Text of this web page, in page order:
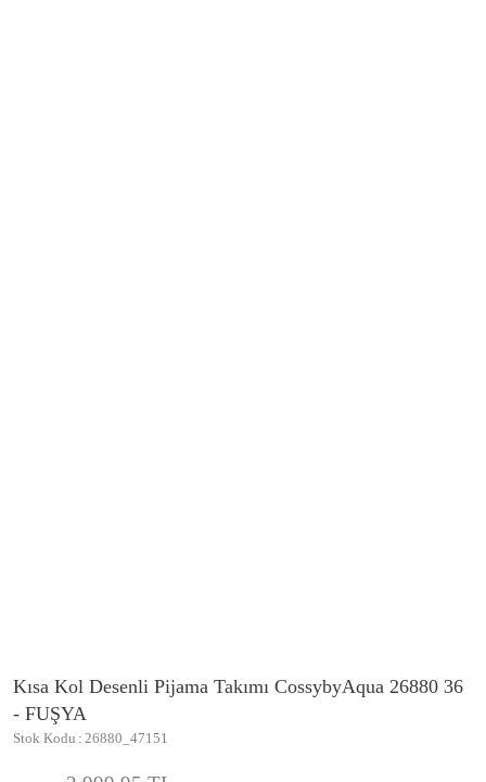
Kısa Kol Desenli Pijama Takımı CossybyAqua 26880 36
- FUŞYA
Stok Kodu 26880_47151